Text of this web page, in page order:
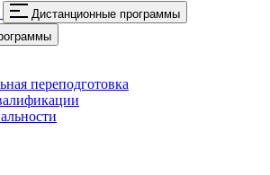
Дистанционные программы
переподготовка